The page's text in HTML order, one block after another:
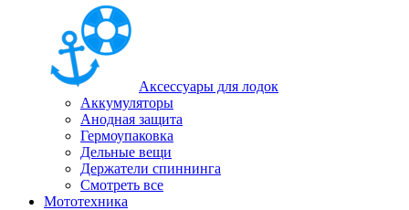
Аксессуары для лодок
Аккумуляторы
Анодная защита
Гермоупаковка
Дельные вещи
Держатели спиннинга
Смотреть все
Мототехника